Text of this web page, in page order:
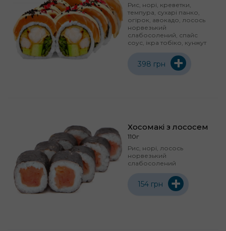
Рис, норі, креветки,
темпура, сухарі панко,
огірок, авокадо, лосось
норвезький
слабосолений, спайс
соус, ікра тобіко, кунжут
398 грн +
Хосомакі з лососем
110г
Рис, норі, лосось
норвезький
слабосолений
154 грн +